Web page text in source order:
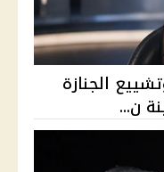
الجنازة
ن...